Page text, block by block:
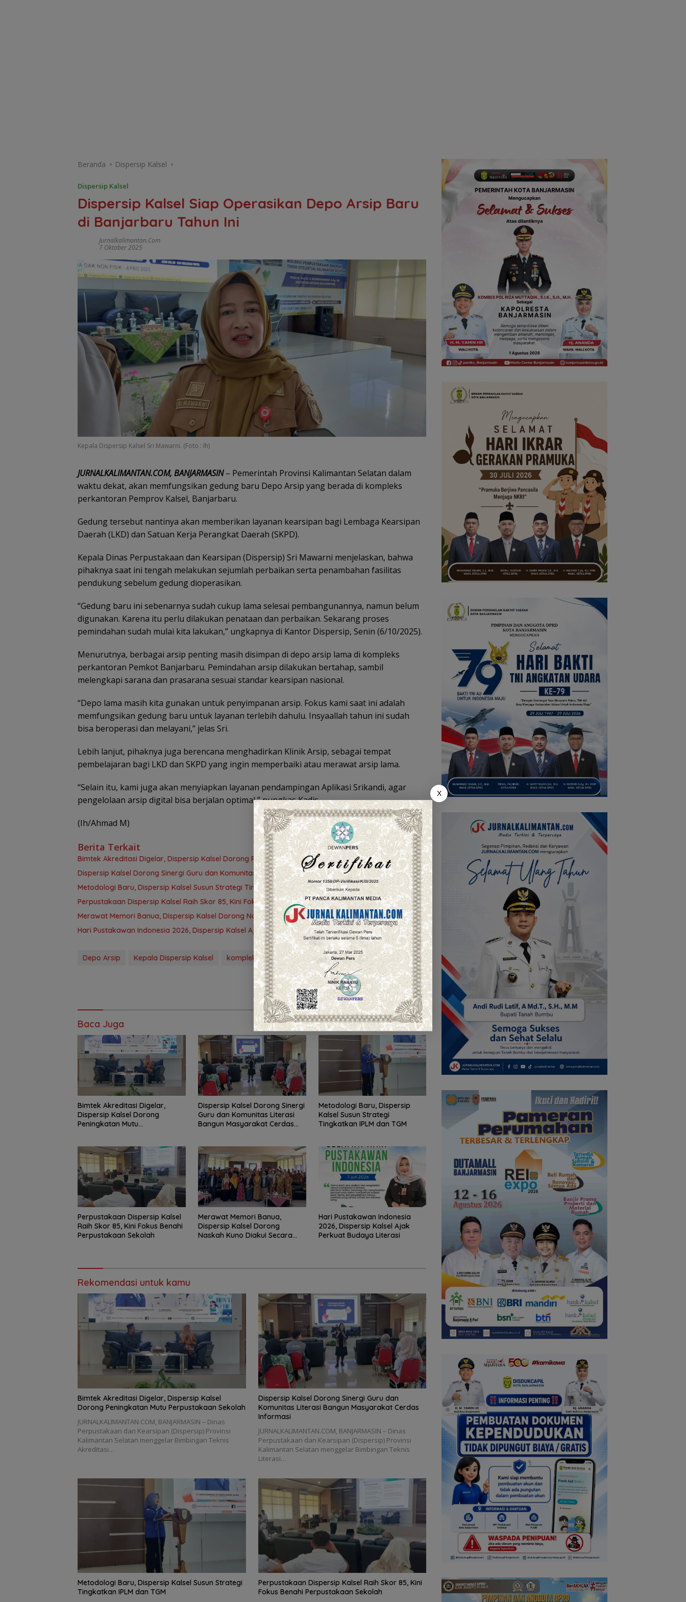
Beranda Dispersip Kalsel
Dispersip Kalsel
Dispersip Kalsel Siap Operasikan Depo Arsip Baru
di Banjarbaru Tahun Ini
Jurnalkalimantan.com
7 Oktober 2025
Kepala Dispersip Kalsel Sri Mawarni. (Foto : Ih)
JURNALKALIMANTAN.COM, BANJARMASIN– Pemerintah Provinsi Kalimantan Selatan dalam
waktu dekat, akan memfungsikan gedung baru Depo Arsip yang berada di kompleks
perkantoran Pemprov Kalsel, Banjarbaru.
Gedung tersebut nantinya akan memberikan layanan kearsipan bagi Lembaga Kearsipan
Daerah (LKD) dan Satuan Kerja Perangkat Daerah (SKPD).
Kepala Dinas Perpustakaan dan Kearsipan (Dispersip) Sri Mawarni menjelaskan, bahwa
pihaknya saat ini tengah melakukan sejumlah perbaikan serta penambahan fasilitas
pendukung sebelum gedung dioperasikan.
“Gedung baru ini sebenarnya sudah cukup lama selesai pembangunannya, namun belum
digunakan. Karena itu perlu dilakukan penataan dan perbaikan. Sekarang proses
pemindahan sudah mulai kita lakukan,” ungkapnya di Kantor Dispersip, Senin (6/10/2025).
Menurutnya, berbagai arsip penting masih disimpan di depo arsip lama di kompleks
perkantoran Pemkot Banjarbaru. Pemindahan arsip dilakukan bertahap, sambil
melengkapi sarana dan prasarana sesuai standar kearsipan nasional.
“Depo lama masih kita gunakan untuk penyimpanan arsip. Fokus kami saat ini adalah
memfungsikan gedung baru untuk layanan terlebih dahulu. Insyaallah tahun ini sudah
bisa beroperasi dan melayani,” jelas Sri.
Lebih lanjut, pihaknya juga berencana menghadirkan Klinik Arsip, sebagai tempat
pembelajaran bagi LKD dan SKPD yang ingin memperbaiki atau merawat arsip lama.
“Selain itu, kami juga akan menyiapkan layanan pendampingan Aplikasi Srikandi, agar
pengelolaan arsip digital bisa berjalan optimal,” pungkas Kadis.
(Ih/Ahmad M)
Berita Terkait
Bimtek Akreditasi Digelar, Dispersip Kalsel Dorong Peningkatan Mutu Perpustakaan Sekolah
Dispersip Kalsel Dorong Sinergi Guru dan Komunitas Literasi Bangun Masyarakat Cerdas Informasi
Metodologi Baru, Dispersip Kalsel Susun Strategi Tingkatkan IPLM dan TGM
Perpustakaan Dispersip Kalsel Raih Skor 85, Kini Fokus Benahi Perpustakaan Sekolah
Merawat Memori Banua, Dispersip Kalsel Dorong Naskah Kuno Diakui Secara Nasional
Hari Pustakawan Indonesia 2026, Dispersip Kalsel Ajak Perkuat Budaya Literasi
Depo Arsip Kepala Dispersip Kalsel kompleks perkantoran Pemprov Kalsel Sri Mawarni
Baca Juga
Bimtek Akreditasi Digelar,
Dispersip Kalsel Dorong
Peningkatan Mutu
Dispersip Kalsel Dorong Sinergi
Guru dan Komunitas Literasi
Bangun Masyarakat Cerdas
Metodologi Baru, Dispersip
Kalsel Susun Strategi
Tingkatkan IPLM dan TGM
Perpustakaan Dispersip Kalsel
Raih Skor 85, Kini Fokus Benahi
Perpustakaan Sekolah
Merawat Memori Banua,
Dispersip Kalsel Dorong
Naskah Kuno Diakui Secara
Hari Pustakawan Indonesia
2026, Dispersip Kalsel Ajak
Perkuat Budaya Literasi
Rekomendasi untuk kamu
Bimtek Akreditasi Digelar, Dispersip Kalsel
Dorong Peningkatan Mutu Perpustakaan Sekolah
JURNALKALIMANTAN.COM, BANJARMASIN – Dinas
Perpustakaan dan Kearsipan (Dispersip) Provinsi
Kalimantan Selatan menggelar Bimbingan Teknis
Akreditasi…
Dispersip Kalsel Dorong Sinergi Guru dan
Komunitas Literasi Bangun Masyarakat Cerdas
Informasi
JURNALKALIMANTAN.COM, BANJARMASIN – Dinas
Perpustakaan dan Kearsipan (Dispersip) Provinsi
Kalimantan Selatan menggelar Bimbingan Teknis
Literasi…
Metodologi Baru, Dispersip Kalsel Susun Strategi
Tingkatkan IPLM dan TGM
Perpustakaan Dispersip Kalsel Raih Skor 85, Kini
Fokus Benahi Perpustakaan Sekolah
X